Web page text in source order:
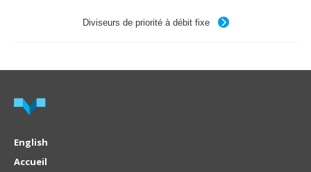
Diviseurs de priorité à débit fixe
English
Accueil